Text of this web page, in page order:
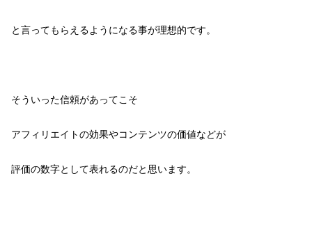
と言ってもらえるようになる事が理想的です。
そういった信頼があってこそ
アフィリエイトの効果やコンテンツの価値などが
評価の数字として表れるのだと思います。